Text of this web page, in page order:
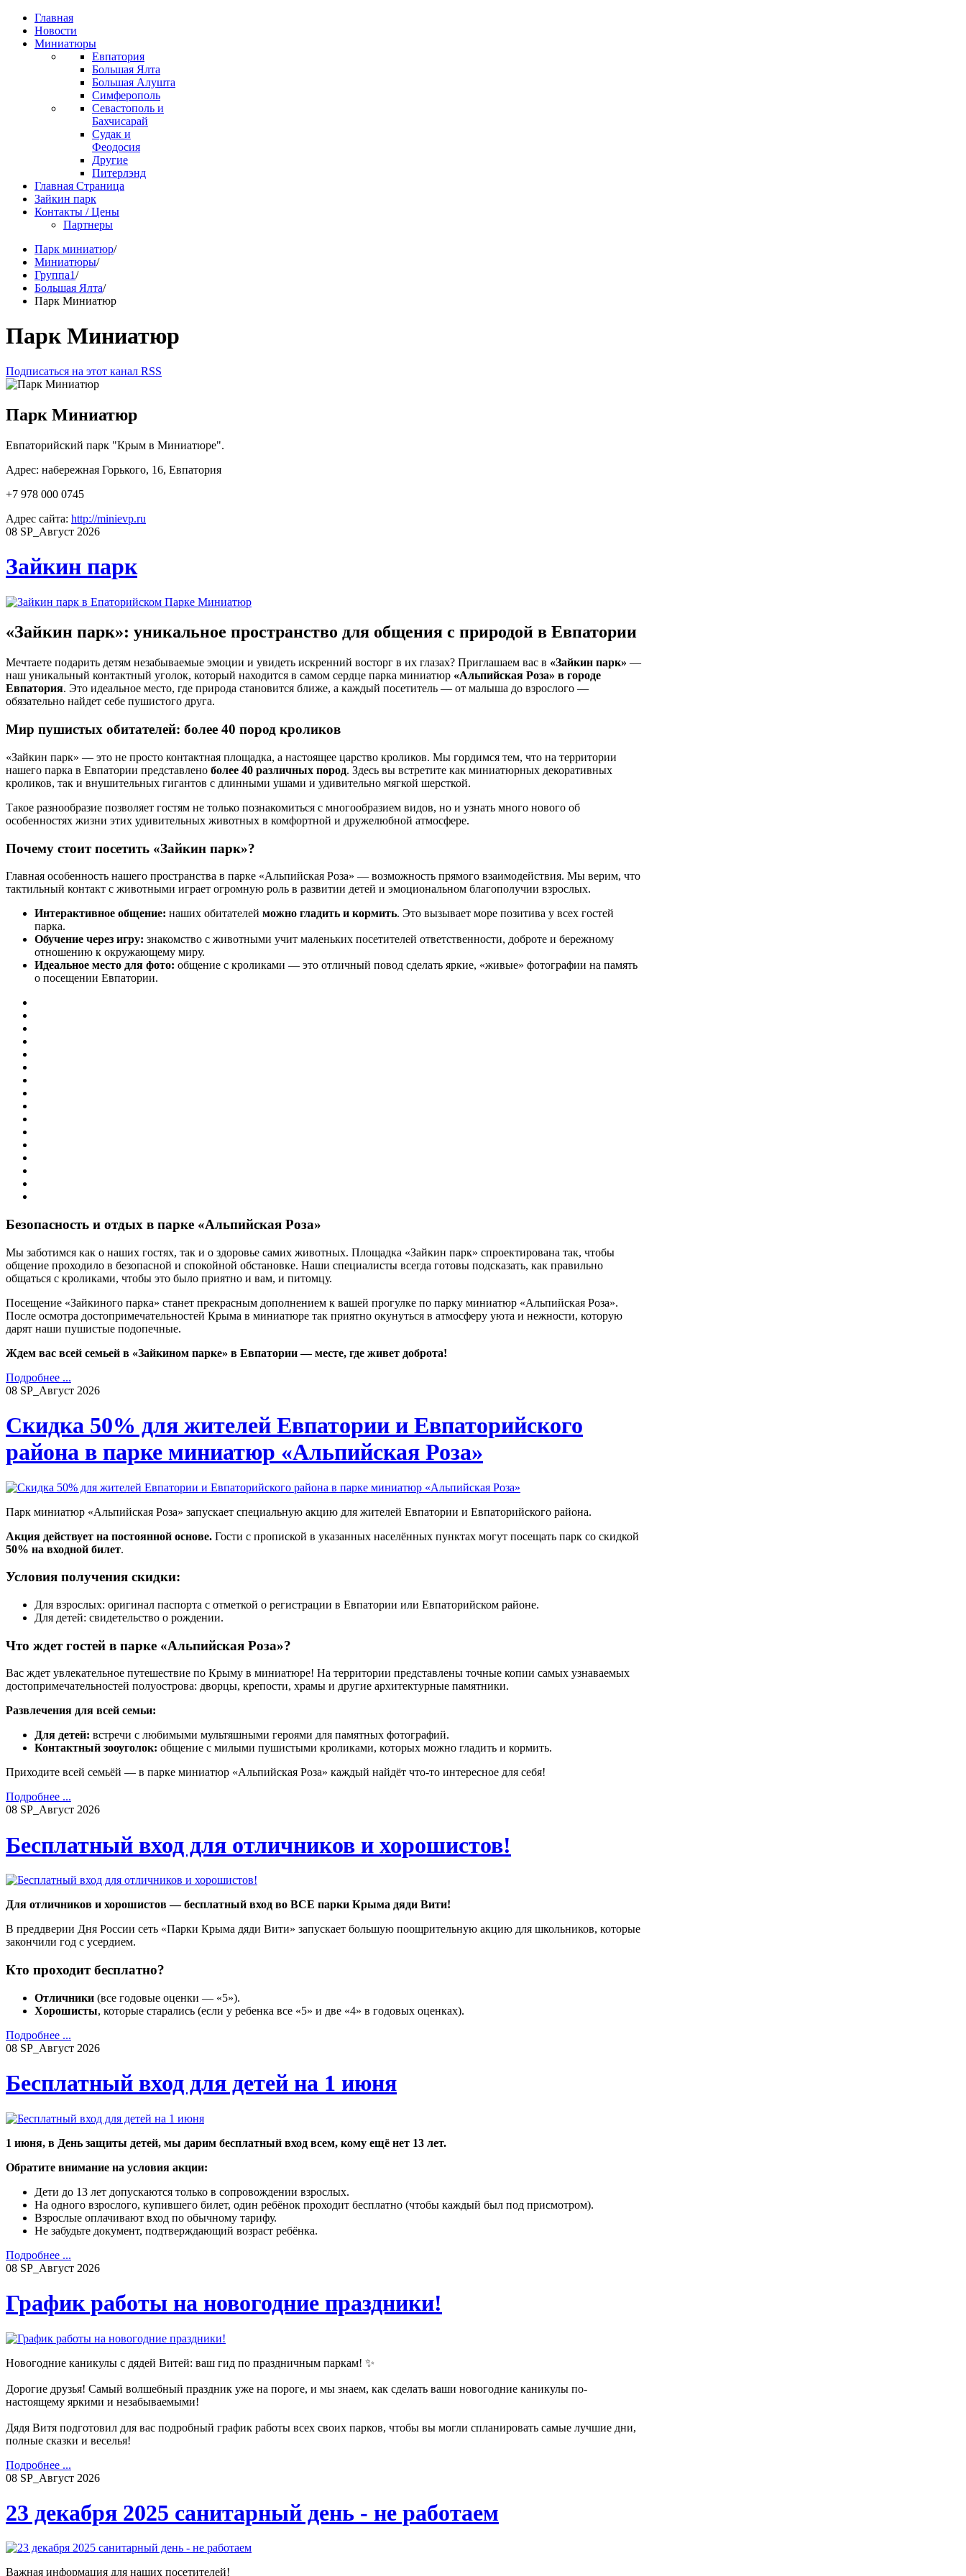
Главная
Новости
Миниатюры
Евпатория
Большая Ялта
Большая Алушта
Симферополь
Севастополь и
Бахчисарай
Судак и
Феодосия
Другие
Питерлэнд
Главная Страница
Зайкин парк
Контакты / Цены
Партнеры
Парк миниатюр/
Миниатюры/
Группа1/
Большая Ялта/
Парк Миниатюр
Парк Миниатюр
Подписаться на этот канал RSS
Парк Миниатюр
Евпаторийский парк "Крым в Миниатюре".
Адрес: набережная Горького, 16, Евпатория
+7 978 000 0745
Адрес сайта: http://minievp.ru
08 SP_Август 2026
Зайкин парк
«Зайкин парк»: уникальное пространство для общения с природой в Евпатории
Мечтаете подарить детям незабываемые эмоции и увидеть искренний восторг в их глазах? Приглашаем вас в «Зайкин парк» —
наш уникальный контактный уголок, который находится в самом сердце парка миниатюр «Альпийская Роза» в городе
Евпатория. Это идеальное место, где природа становится ближе, а каждый посетитель — от малыша до взрослого —
обязательно найдет себе пушистого друга.
Мир пушистых обитателей: более 40 пород кроликов
«Зайкин парк» — это не просто контактная площадка, а настоящее царство кроликов. Мы гордимся тем, что на территории
нашего парка в Евпатории представлено более 40 различных пород. Здесь вы встретите как миниатюрных декоративных
кроликов, так и внушительных гигантов с длинными ушами и удивительно мягкой шерсткой.
Такое разнообразие позволяет гостям не только познакомиться с многообразием видов, но и узнать много нового об
особенностях жизни этих удивительных животных в комфортной и дружелюбной атмосфере.
Почему стоит посетить «Зайкин парк»?
Главная особенность нашего пространства в парке «Альпийская Роза» — возможность прямого взаимодействия. Мы верим, что
тактильный контакт с животными играет огромную роль в развитии детей и эмоциональном благополучии взрослых.
Интерактивное общение: наших обитателей можно гладить и кормить. Это вызывает море позитива у всех гостей
парка.
Обучение через игру: знакомство с животными учит маленьких посетителей ответственности, доброте и бережному
отношению к окружающему миру.
Идеальное место для фото: общение с кроликами — это отличный повод сделать яркие, «живые» фотографии на память
о посещении Евпатории.
Безопасность и отдых в парке «Альпийская Роза»
Мы заботимся как о наших гостях, так и о здоровье самих животных. Площадка «Зайкин парк» спроектирована так, чтобы
общение проходило в безопасной и спокойной обстановке. Наши специалисты всегда готовы подсказать, как правильно
общаться с кроликами, чтобы это было приятно и вам, и питомцу.
Посещение «Зайкиного парка» станет прекрасным дополнением к вашей прогулке по парку миниатюр «Альпийская Роза».
После осмотра достопримечательностей Крыма в миниатюре так приятно окунуться в атмосферу уюта и нежности, которую
дарят наши пушистые подопечные.
Ждем вас всей семьей в «Зайкином парке» в Евпатории — месте, где живет доброта!
Подробнее ...
08 SP_Август 2026
Скидка 50% для жителей Евпатории и Евпаторийского
района в парке миниатюр «Альпийская Роза»
Парк миниатюр «Альпийская Роза» запускает специальную акцию для жителей Евпатории и Евпаторийского района.
Акция действует на постоянной основе. Гости с пропиской в указанных населённых пунктах могут посещать парк со скидкой
50% на входной билет.
Условия получения скидки:
Для взрослых: оригинал паспорта с отметкой о регистрации в Евпатории или Евпаторийском районе.
Для детей: свидетельство о рождении.
Что ждет гостей в парке «Альпийская Роза»?
Вас ждет увлекательное путешествие по Крыму в миниатюре! На территории представлены точные копии самых узнаваемых
достопримечательностей полуострова: дворцы, крепости, храмы и другие архитектурные памятники.
Развлечения для всей семьи:
Для детей: встречи с любимыми мультяшными героями для памятных фотографий.
Контактный зооуголок: общение с милыми пушистыми кроликами, которых можно гладить и кормить.
Приходите всей семьёй — в парке миниатюр «Альпийская Роза» каждый найдёт что-то интересное для себя!
Подробнее ...
08 SP_Август 2026
Бесплатный вход для отличников и хорошистов!
Для отличников и хорошистов — бесплатный вход во ВСЕ парки Крыма дяди Вити!
В преддверии Дня России сеть «Парки Крыма дяди Вити» запускает большую поощрительную акцию для школьников, которые
закончили год с усердием.
Кто проходит бесплатно?
Отличники (все годовые оценки — «5»).
Хорошисты, которые старались (если у ребенка все «5» и две «4» в годовых оценках).
Подробнее ...
08 SP_Август 2026
Бесплатный вход для детей на 1 июня
1 июня, в День защиты детей, мы дарим бесплатный вход всем, кому ещё нет 13 лет.
Обратите внимание на условия акции:
Дети до 13 лет допускаются только в сопровождении взрослых.
На одного взрослого, купившего билет, один ребёнок проходит бесплатно (чтобы каждый был под присмотром).
Взрослые оплачивают вход по обычному тарифу.
Не забудьте документ, подтверждающий возраст ребёнка.
Подробнее ...
08 SP_Август 2026
График работы на новогодние праздники!
Новогодние каникулы с дядей Витей: ваш гид по праздничным паркам! ✨
Дорогие друзья! Самый волшебный праздник уже на пороге, и мы знаем, как сделать ваши новогодние каникулы по-
настоящему яркими и незабываемыми!
Дядя Витя подготовил для вас подробный график работы всех своих парков, чтобы вы могли спланировать самые лучшие дни,
полные сказки и веселья!
Подробнее ...
08 SP_Август 2026
23 декабря 2025 санитарный день - не работаем
Важная информация для наших посетителей!